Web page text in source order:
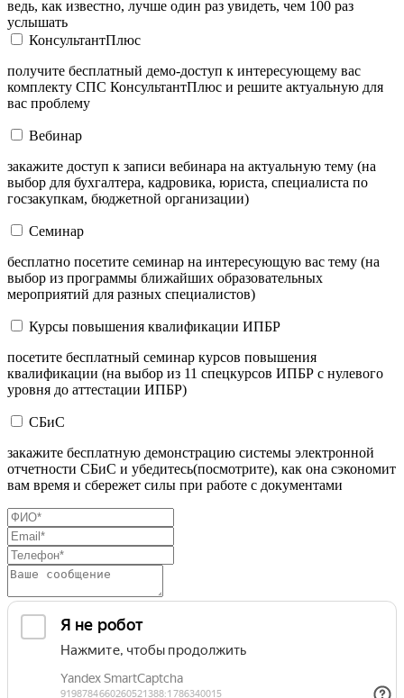
ведь, как известно, лучше один раз увидеть, чем 100 раз
услышать
КонсультантПлюс
получите бесплатный демо-доступ к интересующему вас
комплекту СПС КонсультантПлюс и решите актуальную для
вас проблему
Вебинар
закажите доступ к записи вебинара на актуальную тему (на
выбор для бухгалтера, кадровика, юриста, специалиста по
госзакупкам, бюджетной организации)
Семинар
бесплатно посетите семинар на интересующую вас тему (на
выбор из программы ближайших образовательных
мероприятий для разных специалистов)
Курсы повышения квалификации ИПБР
посетите бесплатный семинар курсов повышения
квалификации (на выбор из 11 спецкурсов ИПБР с нулевого
уровня до аттестации ИПБР)
СБиС
закажите бесплатную демонстрацию системы электронной
отчетности СБиС и убедитесь(посмотрите), как она сэкономит
вам время и сбережет силы при работе с документами